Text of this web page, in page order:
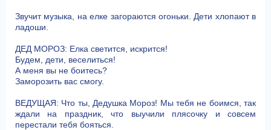
Звучит музыка, на елке загораются огоньки. Дети хлопают в
ладоши.
ДЕД МОРОЗ: Елка светится, искрится!
Будем, дети, веселиться!
А меня вы не боитесь?
Заморозить вас смогу.
ВЕДУЩАЯ: Что ты, Дедушка Мороз! Мы тебя не боимся, так
ждали на праздник, что выучили плясочку и совсем
перестали тебя бояться.